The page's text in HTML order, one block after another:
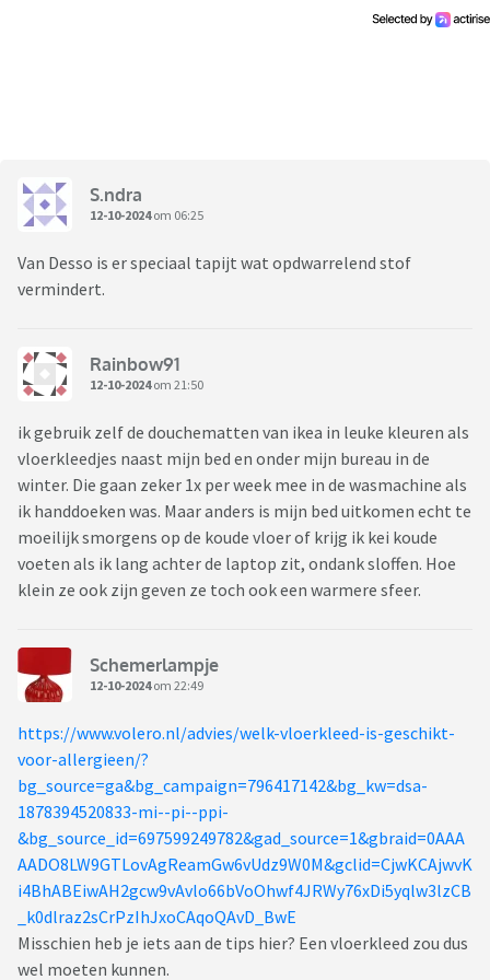
S.ndra
12-10-2024om 06:25
Van Desso is er speciaal tapijt wat opdwarrelend stof
vermindert.
Rainbow91
12-10-2024om 21:50
ik gebruik zelf de douchematten van ikea in leuke kleuren als
vloerkleedjes naast mijn bed en onder mijn bureau in de
winter. Die gaan zeker 1x per week mee in de wasmachine als
ik handdoeken was. Maar anders is mijn bed uitkomen echt te
moeilijk smorgens op de koude vloer of krijg ik kei koude
voeten als ik lang achter de laptop zit, ondank sloffen. Hoe
klein ze ook zijn geven ze toch ook een warmere sfeer.
Schemerlampje
12-10-2024om 22:49
https://www.volero.nl/advies/welk-vloerkleed-is-geschikt-
voor-allergieen/?
bg_source=ga&bg_campaign=796417142&bg_kw=dsa-
1878394520833-mi--pi--ppi-
&bg_source_id=697599249782&gad_source=1&gbraid=0AAA
AADO8LW9GTLovAgReamGw6vUdz9W0M&gclid=CjwKCAjwvK
i4BhABEiwAH2gcw9vAvlo66bVoOhwf4JRWy76xDi5yqlw3lzCB
_k0dlraz2sCrPzIhJxoCAqoQAvD_BwE
Misschien heb je iets aan de tips hier? Een vloerkleed zou dus
wel moeten kunnen.